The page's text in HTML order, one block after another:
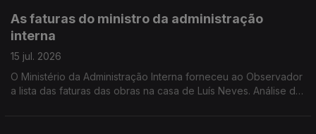
As faturas do ministro da administração
interna
15 jul. 2026
O Ministério da Administração Interna forneceu ao Observador
a lista das faturas das obras na casa de Luís Neves. Análise de